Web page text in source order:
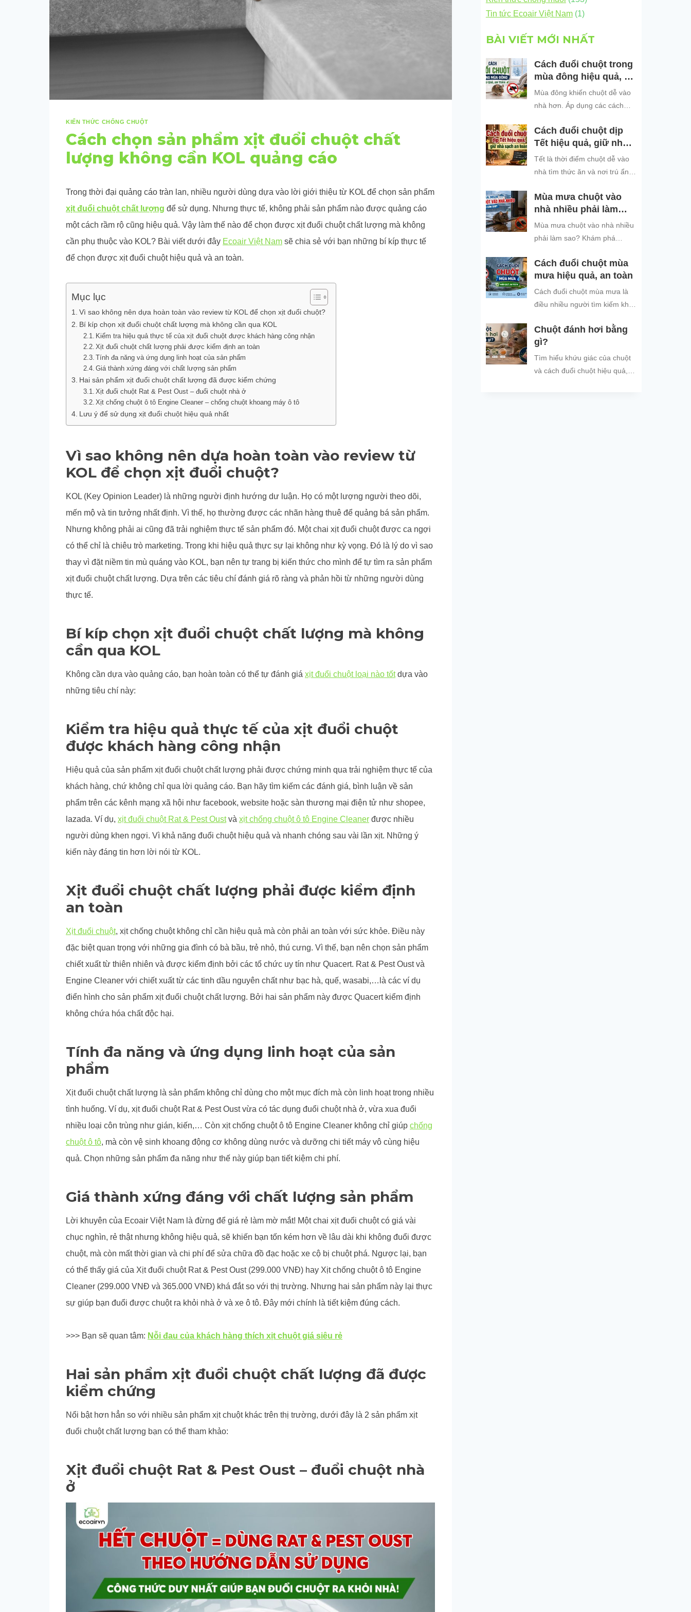
KIẾN THỨC CHỐNG CHUỘT
Cách chọn sản phẩm xịt đuổi chuột chất
lượng không cần KOL quảng cáo
Trong thời đại quảng cáo tràn lan, nhiều người dùng dựa vào lời giới thiệu từ KOL để chọn sản phẩm
xịt đuổi chuột chất lượng để sử dụng. Nhưng thực tế, không phải sản phẩm nào được quảng cáo
một cách rầm rộ cũng hiệu quả. Vậy làm thế nào để chọn được xịt đuổi chuột chất lượng mà không
cần phụ thuộc vào KOL? Bài viết dưới đây Ecoair Việt Nam sẽ chia sẻ với bạn những bí kíp thực tế
để chọn được xịt đuổi chuột hiệu quả và an toàn.
Mục lục
Vì sao không nên dựa hoàn toàn vào review từ KOL để chọn xịt đuổi chuột?
Bí kíp chọn xịt đuổi chuột chất lượng mà không cần qua KOL
Kiểm tra hiệu quả thực tế của xịt đuổi chuột được khách hàng công nhận
Xịt đuổi chuột chất lượng phải được kiểm định an toàn
Tính đa năng và ứng dụng linh hoạt của sản phẩm
Giá thành xứng đáng với chất lượng sản phẩm
Hai sản phẩm xịt đuổi chuột chất lượng đã được kiểm chứng
Xịt đuổi chuột Rat & Pest Oust – đuổi chuột nhà ở
Xịt chống chuột ô tô Engine Cleaner – chống chuột khoang máy ô tô
Lưu ý để sử dụng xịt đuổi chuột hiệu quả nhất
Vì sao không nên dựa hoàn toàn vào review từ
KOL để chọn xịt đuổi chuột?
KOL (Key Opinion Leader) là những người định hướng dư luận. Họ có một lượng người theo dõi,
mến mộ và tin tưởng nhất định. Vì thế, họ thường được các nhãn hàng thuê để quảng bá sản phẩm.
Nhưng không phải ai cũng đã trải nghiệm thực tế sản phẩm đó. Một chai xịt đuổi chuột được ca ngợi
có thể chỉ là chiêu trò marketing. Trong khi hiệu quả thực sự lại không như kỳ vọng. Đó là lý do vì sao
thay vì đặt niềm tin mù quáng vào KOL, bạn nên tự trang bị kiến thức cho mình để tự tìm ra sản phẩm
xịt đuổi chuột chất lượng. Dựa trên các tiêu chí đánh giá rõ ràng và phản hồi từ những người dùng
thực tế.
Bí kíp chọn xịt đuổi chuột chất lượng mà không
cần qua KOL
Không cần dựa vào quảng cáo, bạn hoàn toàn có thể tự đánh giá xịt đuổi chuột loại nào tốtdựa vào
những tiêu chí này:
Kiểm tra hiệu quả thực tế của xịt đuổi chuột
được khách hàng công nhận
Hiệu quả của sản phẩm xịt đuổi chuột chất lượng phải được chứng minh qua trải nghiệm thực tế của
khách hàng, chứ không chỉ qua lời quảng cáo. Bạn hãy tìm kiếm các đánh giá, bình luận về sản
phẩm trên các kênh mạng xã hội như facebook, website hoặc sàn thương mại điện tử như shopee,
lazada. Ví dụ, xịt đuổi chuột Rat & Pest Oustvà xịt chống chuột ô tô Engine Cleaner được nhiều
người dùng khen ngợi. Vì khả năng đuổi chuột hiệu quả và nhanh chóng sau vài lần xịt. Những ý
kiến này đáng tin hơn lời nói từ KOL.
Xịt đuổi chuột chất lượng phải được kiểm định
an toàn
Xịt đuổi chuột, xịt chống chuột không chỉ cần hiệu quả mà còn phải an toàn với sức khỏe. Điều này
đặc biệt quan trọng với những gia đình có bà bầu, trẻ nhỏ, thú cưng. Vì thế, bạn nên chọn sản phẩm
chiết xuất từ thiên nhiên và được kiểm định bởi các tổ chức uy tín như Quacert. Rat & Pest Oust và
Engine Cleaner với chiết xuất từ các tinh dầu nguyên chất như bạc hà, quế, wasabi,…là các ví dụ
điển hình cho sản phẩm xịt đuổi chuột chất lượng. Bởi hai sản phẩm này được Quacert kiểm định
không chứa hóa chất độc hại.
Tính đa năng và ứng dụng linh hoạt của sản
phẩm
Xịt đuổi chuột chất lượng là sản phẩm không chỉ dùng cho một mục đích mà còn linh hoạt trong nhiều
tình huống. Ví dụ, xịt đuổi chuột Rat & Pest Oust vừa có tác dụng đuổi chuột nhà ở, vừa xua đuổi
nhiều loại côn trùng như gián, kiến,… Còn xịt chống chuột ô tô Engine Cleaner không chỉ giúp chống
chuột ô tô, mà còn vệ sinh khoang động cơ không dùng nước và dưỡng chi tiết máy vô cùng hiệu
quả. Chọn những sản phẩm đa năng như thế này giúp bạn tiết kiệm chi phí.
Giá thành xứng đáng với chất lượng sản phẩm
Lời khuyên của Ecoair Việt Nam là đừng để giá rẻ làm mờ mắt! Một chai xịt đuổi chuột có giá vài
chục nghìn, rẻ thật nhưng không hiệu quả, sẽ khiến bạn tốn kém hơn về lâu dài khi không đuổi được
chuột, mà còn mất thời gian và chi phí để sửa chữa đồ đạc hoặc xe cộ bị chuột phá. Ngược lại, bạn
có thể thấy giá của Xịt đuổi chuột Rat & Pest Oust (299.000 VNĐ) hay Xịt chống chuột ô tô Engine
Cleaner (299.000 VNĐ và 365.000 VNĐ) khá đắt so với thị trường. Nhưng hai sản phẩm này lại thực
sự giúp bạn đuổi được chuột ra khỏi nhà ở và xe ô tô. Đây mới chính là tiết kiệm đúng cách.
>>> Bạn sẽ quan tâm: Nỗi đau của khách hàng thích xịt chuột giá siêu rẻ
Hai sản phẩm xịt đuổi chuột chất lượng đã được
kiểm chứng
Nổi bật hơn hẳn so với nhiều sản phẩm xịt chuột khác trên thị trường, dưới đây là 2 sản phẩm xịt
đuổi chuột chất lượng bạn có thể tham khảo:
Xịt đuổi chuột Rat & Pest Oust – đuổi chuột nhà
ở
Tin tức Ecoair Việt Nam(1)
BÀI VIẾT MỚI NHẤT
Cách đuổi chuột trong
mùa đông hiệu quả, an
toàn
Mùa đông khiến chuột dễ vào
nhà hơn. Áp dụng các cách
để bảo vệ không gian sống
sạch sẽ.
Cách đuổi chuột dịp
Tết hiệu quả, giữ nhà
sạch an toàn
Tết là thời điểm chuột dễ vào
nhà tìm thức ăn và nơi trú ẩn.
chuột dịp Tết hiệu quả, an toàn
và dễ áp dụng để giữ không
gian sống sạch sẽ, bảo vệ gia
đình và đón năm mới an tâm.
Mùa mưa chuột vào
nhà nhiều phải làm
sao?
Mùa mưa chuột vào nhà nhiều
phải làm sao? Khám phá
ẩn khi trời mưa và các cách
đuổi chuột, ngăn chuột xâm
nhập hiệu quả, an toàn, giúp
bảo vệ không gian sống sạch
Cách đuổi chuột mùa
mưa hiệu quả, an toàn
Cách đuổi chuột mùa mưa là
điều nhiều người tìm kiếm khi
khiến tình trạng chuột vào nhà
trú...
Chuột đánh hơi bằng
gì?
Tìm hiểu khứu giác của chuột
và cách đuổi chuột hiệu quả,